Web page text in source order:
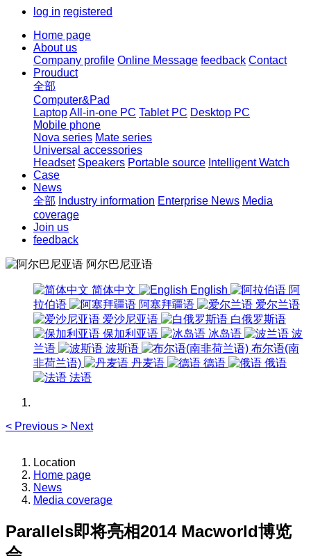
log in registered
Home page
About us
Company profile Online Message feedback Contact
Prouduct
全部
Computer&Pad
LaptopAll-in-one PC Tablet PC Desktop PC
Mobile phone
Nova series Mate series
Universal accessories
Headset Speakers Portable source Intelligent Watch
Case
News
全部 Industry information Enterprise News Media
coverage
Join us
feedback
阿尔巴尼亚语
简体中文 English
阿
拉伯语
阿塞拜疆语
爱尔兰语
爱沙尼亚语
白俄罗斯语
保加利亚语
冰岛语
波
兰语
波斯语
布尔语(南
非荷兰语)
丹麦语 德语
俄语
法语
< Previous > Next
Location
Home page
News
Media coverage
Parallels即将亮相2014 Macworld博览